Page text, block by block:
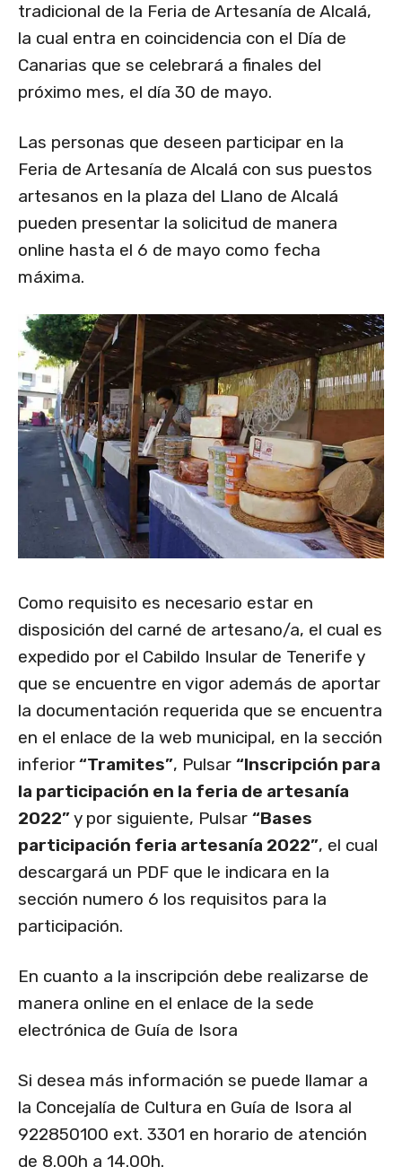
tradicional de la Feria de Artesanía de Alcalá,
la cual entra en coincidencia con el Día de
Canarias que se celebrará a finales del
próximo mes, el día 30 de mayo.
Las personas que deseen participar en la
Feria de Artesanía de Alcalá con sus puestos
artesanos en la plaza del Llano de Alcalá
pueden presentar la solicitud de manera
online hasta el 6 de mayo como fecha
máxima.
Como requisito es necesario estar en
disposición del carné de artesano/a, el cual es
expedido por el Cabildo Insular de Tenerife y
que se encuentre en vigor además de aportar
la documentación requerida que se encuentra
en el enlace de la web municipal, en la sección
inferior“Tramites”, Pulsar “Inscripción para
la participación en la feria de artesanía
2022”y por siguiente, Pulsar “Bases
participación feria artesanía 2022”, el cual
descargará un PDF que le indicara en la
sección numero 6 los requisitos para la
participación.
En cuanto a la inscripción debe realizarse de
manera online en el enlace de la sede
electrónica de Guía de Isora
Si desea más información se puede llamar a
la Concejalía de Cultura en Guía de Isora al
922850100 ext. 3301 en horario de atención
de 8.00h a 14.00h.